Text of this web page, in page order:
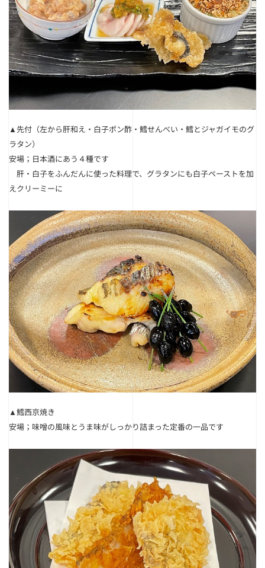
▲先付（左から肝和え・白子ポン酢・鱈せんべい・鱈とジャガイモのグ
ラタン）
安場；日本酒にあう４種です
肝・白子をふんだんに使った料理で、グラタンにも白子ペーストを加
えクリーミーに
▲鱈西京焼き
安場；味噌の風味とうま味がしっかり詰まった定番の一品です